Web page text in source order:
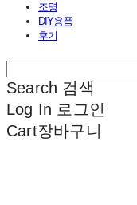
조명
DIY용품
후기
Search 검색
Log In 로그인
Cart장바구니